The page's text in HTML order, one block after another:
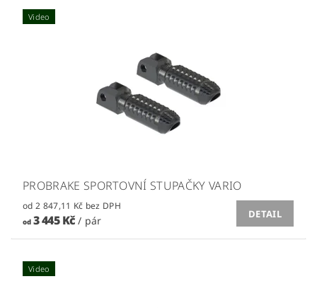
Video
PROBRAKE SPORTOVNÍ STUPAČKY VARIO
od 2 847,11 Kč bez DPH
od3 445 Kč/ pár
DETAIL
Video